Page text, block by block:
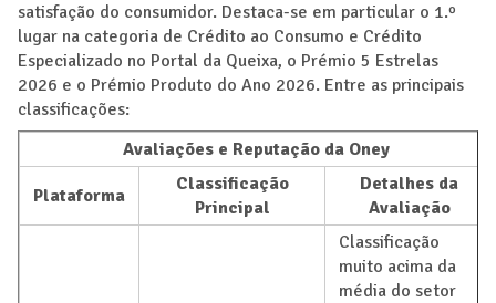
satisfação do consumidor. Destaca-se em particular o 1.º
lugar na categoria de Crédito ao Consumo e Crédito
Especializado no Portal da Queixa, o Prémio 5 Estrelas
2026 e o Prémio Produto do Ano 2026. Entre as principais
classificações:
Avaliações e Reputação da Oney
Plataforma
Classificação
Principal
Detalhes da
Avaliação
Classificação
muito acima da
média do setor